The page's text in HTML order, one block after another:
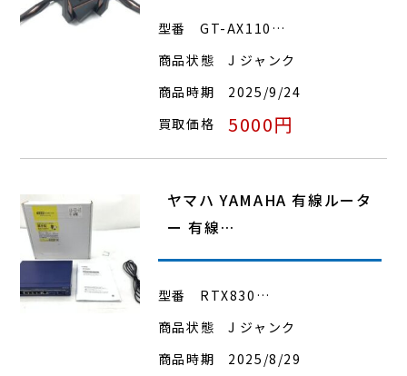
型番
GT-AX110…
商品状態
J ジャンク
商品時期
2025/9/24
買取価格
5000円
ヤマハ YAMAHA 有線ルータ
ー 有線…
型番
RTX830…
商品状態
J ジャンク
商品時期
2025/8/29